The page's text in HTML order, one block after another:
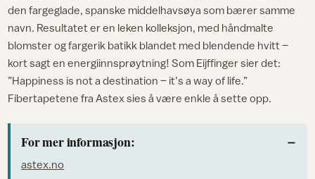
den fargeglade, spanske middelhavsøya som bærer samme
navn. Resultatet er en leken kolleksjon, med håndmalte
blomster og fargerik batikk blandet med blendende hvitt –
kort sagt en energiinnsprøytning! Som Eijffinger sier det:
”Happiness is not a destination – it’s a way of life.”
Fibertapetene fra Astex sies å være enkle å sette opp.
For mer informasjon:
astex.no